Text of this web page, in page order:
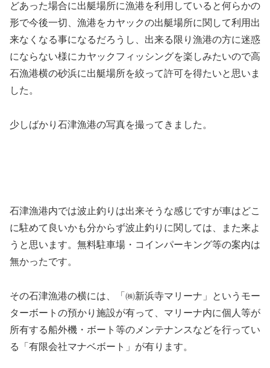
どあった場合に出艇場所に漁港を利用していると何らかの
形で今後一切、漁港をカヤックの出艇場所に関して利用出
来なくなる事になるだろうし、出来る限り漁港の方に迷惑
にならない様にカヤックフィッシングを楽しみたいので高
石漁港横の砂浜に出艇場所を絞って許可を得たいと思いま
した。
少しばかり石津漁港の写真を撮ってきました。
石津漁港内では波止釣りは出来そうな感じですが車はどこ
に駐めて良いかも分からず波止釣りに関しては、また来よ
うと思います。無料駐車場・コインパーキング等の案内は
無かったです。
その石津漁港の横には、「㈱新浜寺マリーナ」というモー
ターボートの預かり施設が有って、マリーナ内に個人等が
所有する船外機・ボート等のメンテナンスなどを行ってい
る「有限会社マナベボート」が有ります。